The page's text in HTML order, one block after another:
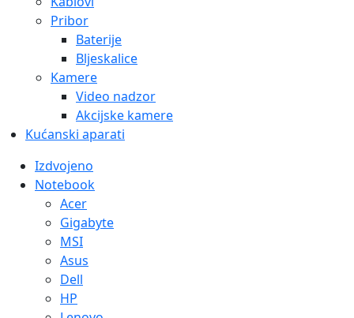
Pribor
Baterije
Bljeskalice
Kamere
Video nadzor
Akcijske kamere
Kućanski aparati
Izdvojeno
Notebook
Acer
Gigabyte
MSI
Asus
Dell
HP